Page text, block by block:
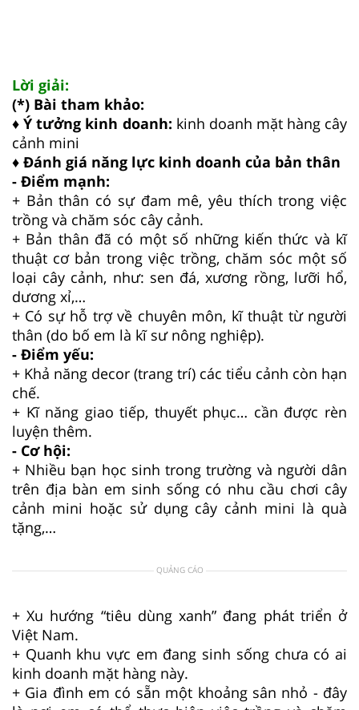
Lời giải:
(*) Bài tham khảo:
♦ Ý tưởng kinh doanh: kinh doanh mặt hàng cây
cảnh mini
♦ Đánh giá năng lực kinh doanh của bản thân
- Điểm mạnh:
+ Bản thân có sự đam mê, yêu thích trong việc
trồng và chăm sóc cây cảnh.
+ Bản thân đã có một số những kiến thức và kĩ
thuật cơ bản trong việc trồng, chăm sóc một số
loại cây cảnh, như: sen đá, xương rồng, lưỡi hổ,
dương xỉ,…
+ Có sự hỗ trợ về chuyên môn, kĩ thuật từ người
thân (do bố em là kĩ sư nông nghiệp).
- Điểm yếu:
+ Khả năng decor (trang trí) các tiểu cảnh còn hạn
chế.
+ Kĩ năng giao tiếp, thuyết phục… cần được rèn
luyện thêm.
- Cơ hội:
+ Nhiều bạn học sinh trong trường và người dân
trên địa bàn em sinh sống có nhu cầu chơi cây
cảnh mini hoặc sử dụng cây cảnh mini là quà
tặng,…
QUẢNG CÁO
+ Xu hướng “tiêu dùng xanh” đang phát triển ở
Việt Nam.
+ Quanh khu vực em đang sinh sống chưa có ai
kinh doanh mặt hàng này.
+ Gia đình em có sẵn một khoảng sân nhỏ - đây